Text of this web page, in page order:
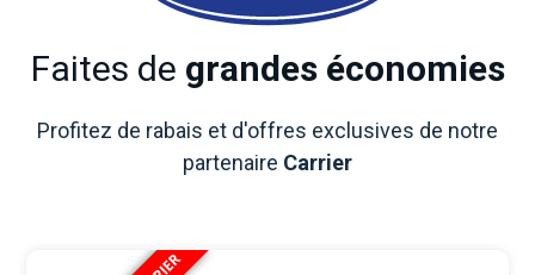
Faites de grandes économies
Profitez de rabais et d'offres exclusives de notre
partenaire Carrier